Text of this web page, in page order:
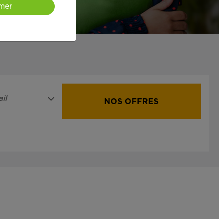
NOS OFFRES